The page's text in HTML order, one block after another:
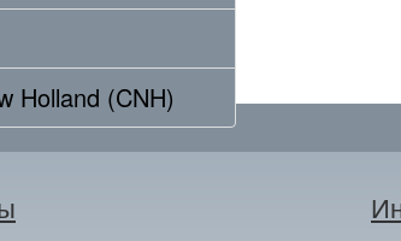
Holland (CNH)